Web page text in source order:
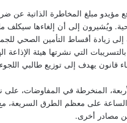
مؤيدو مبلغ المخاطرة الذاتية عن
ويُشيرون إلى أن إلغاءها سيكلف
إلى زيادة أقساط التأمين الصحي
التي نشرتها هيئة الإذاعة
قانون يهدف إلى توزيع طالبي
المنخرطة في المفاوضات، على
على معظم الطرق السريعة،
مصادر أخرى.